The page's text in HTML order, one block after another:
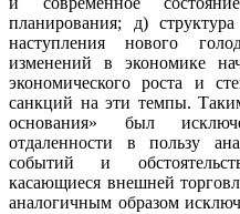
планирования; д)
наступления нового
изменений в экономике
экономического роста и
санкций на эти темпы.
основания» был
отдаленности в пользу
событий и
касающиеся внешней
аналогичным образом